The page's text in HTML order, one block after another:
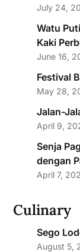
July 24,
Watu
Kaki
June 16,
Festival
May 28,
Jalan-
April 9,
Senja
dengan
April 7,
Culinary
Sego
August 5,